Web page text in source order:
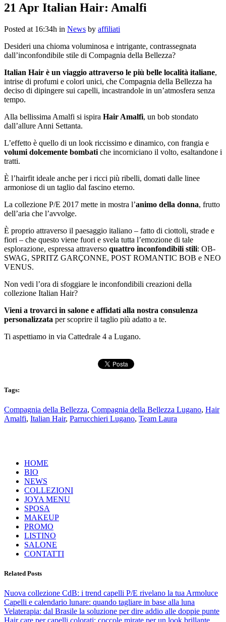
21 Apr Italian Hair: Amalfi
Posted at 16:34h in News by affiliati
Desideri una chioma voluminosa e intrigante, contrassegnata
dall’inconfondibile stile di Compagnia della Bellezza?
Italian Hair è un viaggio attraverso le più belle località italiane,
intrise di profumi e colori unici, che Compagnia della Bellezza ha
deciso di dipingere sui capelli, incastrandole in un’atmosfera senza
tempo.
Alla bellissima Amalfi si ispira Hair Amalfi, un bob stondato
dall’allure Anni Settanta.
L’effetto è quello di un look riccissimo e dinamico, con frangia e
volumi dolcemente bombati che incorniciano il volto, esaltandone i
tratti.
È l’hairfit ideale anche per i ricci più ribelli, domati dalle linee
armoniose di un taglio dal fascino eterno.
La collezione P/E 2017 mette in mostra l’animo della donna, frutto
dell’aria che l’avvolge.
È proprio attraverso il paesaggio italiano – fatto di ciottoli, strade e
fiori – che questo viene fuori e svela tutta l’emozione di tale
esplorazione, espressa attraverso quattro inconfondibili stili: OB-
SWAG, SPRITZ GARÇONNE, POST ROMANTIC BOB e NEO
VENUS.
Non vedi l’ora di sfoggiare le inconfondibili creazioni della
collezione Italian Hair?
Vieni a trovarci in salone e affidati alla nostra consulenza
personalizzata per scoprire il taglio più adatto a te.
Ti aspettiamo in via Cattedrale 4 a Lugano.
Tags:
Compagnia della Bellezza, Compagnia della Bellezza Lugano, Hair
Amalfi, Italian Hair, Parrucchieri Lugano, Team Laura
HOME
BIO
NEWS
COLLEZIONI
JOYA MENU
SPOSA
MAKEUP
PROMO
LISTINO
SALONE
CONTATTI
Related Posts
Nuova collezione CdB: i trend capelli P/E rivelano la tua Armoluce
Capelli e calendario lunare: quando tagliare in base alla luna
Velaterapia: dal Brasile la soluzione per dire addio alle doppie punte